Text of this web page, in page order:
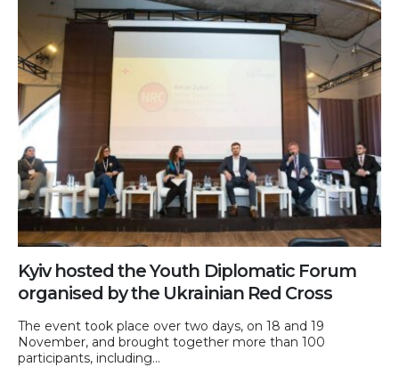
Kyiv hosted the Youth Diplomatic Forum
organised by the Ukrainian Red Cross
The event took place over two days, on 18 and 19
November, and brought together more than 100
participants, including...